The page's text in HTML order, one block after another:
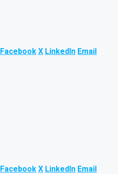
Facebook X LinkedIn Email
Facebook X LinkedIn Email